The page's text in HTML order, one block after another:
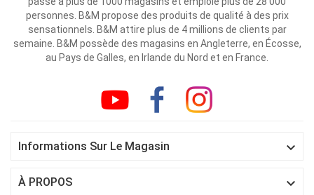
personnes. B&M propose des produits de qualité à des prix
sensationnels. B&M attire plus de 4 millions de clients par
semaine. B&M possède des magasins en Angleterre, en Écosse,
au Pays de Galles, en Irlande du Nord et en France.
Informations Sur Le Magasin 
À PROPOS 